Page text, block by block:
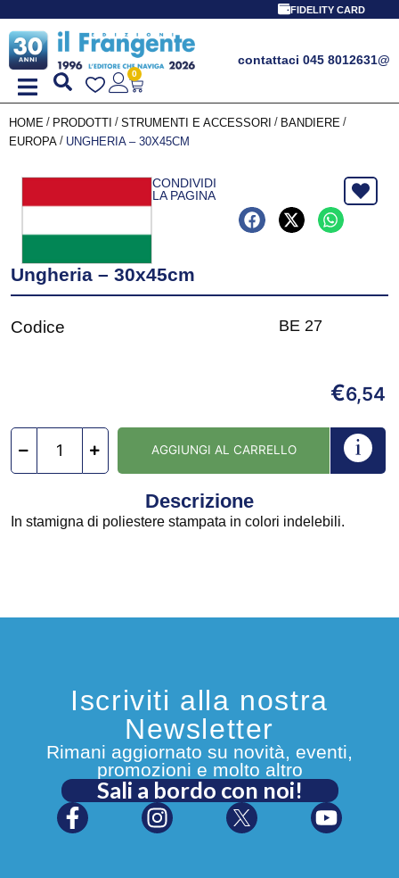
FIDELITY CARD
contattaci 045 8012631@
0
HOME / PRODOTTI / STRUMENTI E ACCESSORI / BANDIERE /
EUROPA / UNGHERIA – 30X45CM
CONDIVIDI
LA PAGINA
Ungheria – 30x45cm
Codice BE 27
€6,54
AGGIUNGI AL CARRELLO
Descrizione
In stamigna di poliestere stampata in colori indelebili.
Iscriviti alla nostra
Newsletter
Rimani aggiornato su novità, eventi,
promozioni e molto altro
Sali a bordo con noi!